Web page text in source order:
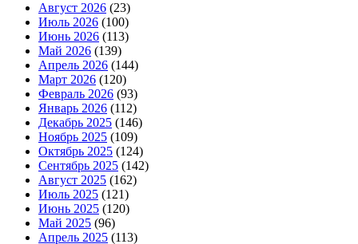
Август 2026 (23)
Июль 2026 (100)
Июнь 2026 (113)
Май 2026 (139)
Апрель 2026 (144)
Март 2026 (120)
Февраль 2026 (93)
Январь 2026 (112)
Декабрь 2025 (146)
Ноябрь 2025 (109)
Октябрь 2025 (124)
Сентябрь 2025 (142)
Август 2025 (162)
Июль 2025 (121)
Июнь 2025 (120)
Май 2025 (96)
Апрель 2025 (113)